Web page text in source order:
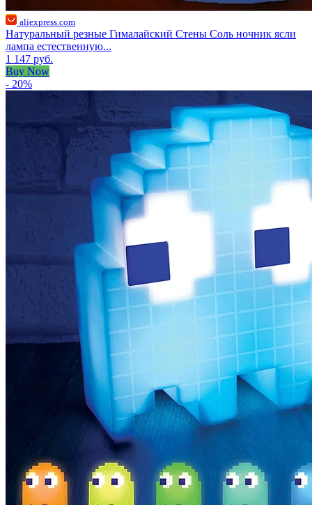
aliexpress.com
Натуральный резные Гималайский Стены Соль ночник ясли
лампа естественную...
1 147 руб.
Buy Now
- 20%